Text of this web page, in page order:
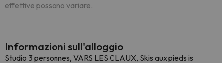
effettive possono variare.
Informazioni sull'alloggio
Studio 3 personnes, VARS LES CLAUX, Skis aux pieds is